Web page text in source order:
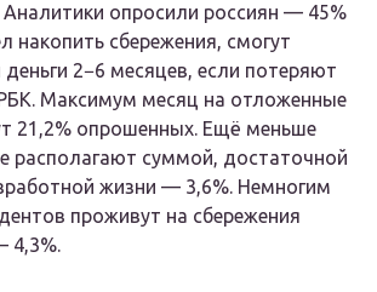
Аналитики опросили россиян — 45%
накопить сбережения, смогут
2−6 месяцев, если потеряют
Максимум месяц на отложенные
21,2% опрошенных. Ещё меньше
располагают суммой, достаточной
жизни — 3,6%. Немногим
проживут на сбережения
4,3%.